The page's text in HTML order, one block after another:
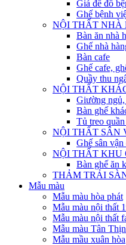
Giá để đồ
Ghế bệnh
NỘI THẤT NHÀ
Bàn ăn nhà
Ghế nhà
Bàn cafe
Ghế cafe,
Quầy thu
NỘI THẤT
Giường
Bàn ghế
Tủ treo
NỘI THẤT SÂN
Ghế sân
NỘI THẤT KHU
Bàn ghế ăn
THẢM TRẢI
Mẫu màu
Mẫu màu hòa phát
Mẫu màu nội thất
Mẫu màu nội thất
Mẫu màu Tân
Mẫu mầu xuân hòa